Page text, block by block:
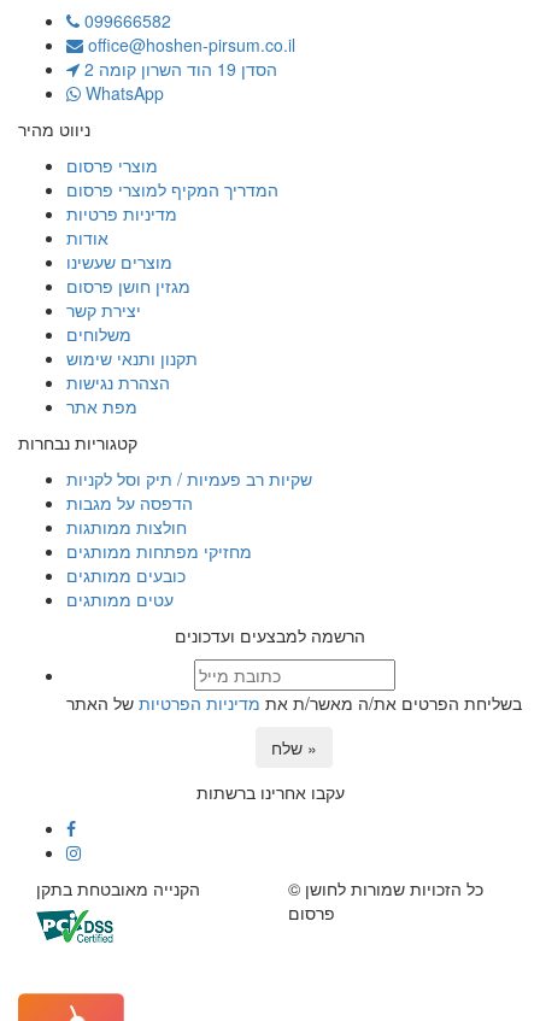
099666582
office@hoshen-pirsum.co.il
הסדן 19 הוד השרון קומה 2
WhatsApp
ניווט מהיר
מוצרי פרסום
המדריך המקיף למוצרי פרסום
מדיניות פרטיות
אודות
מוצרים שעשינו
מגזין חושן פרסום
יצירת קשר
משלוחים
תקנון ותנאי שימוש
הצהרת נגישות
מפת אתר
קטגוריות נבחרות
שקיות רב פעמיות / תיק וסל לקניות
הדפסה על מגבות
חולצות ממותגות
מחזיקי מפתחות ממותגים
כובעים ממותגים
עטים ממותגים
הרשמה למבצעים ועדכונים
בשליחת הפרטים את/ה מאשר/ת את מדיניות הפרטיות של האתר
שלח »
עקבו אחרינו ברשתות
© כל הזכויות שמורות לחושן
פרסום
הקנייה מאובטחת בתקן